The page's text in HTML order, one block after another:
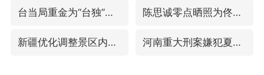
台当局重金为“台独”织“皇帝新衣” 陈思诚零点晒照为佟丽娅庆生
新疆优化调整景区内自驾服务费 河南重大刑案嫌犯夏某钢落网